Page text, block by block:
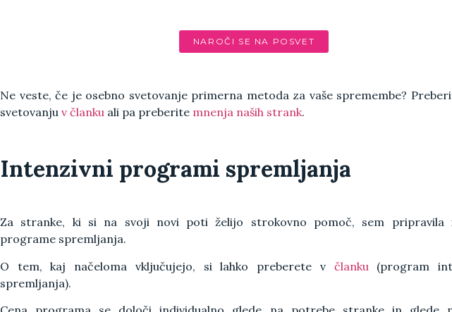
NAROČI SE NA POSVET
Ne veste, če je osebno svetovanje primerna metoda za vaše spremembe?
svetovanju v članku ali pa preberite mnenja naših strank.
Intenzivni programi spremljanja
Za stranke, ki si na svoji novi poti želijo strokovno pomoč, sem pripravila
programe spremljanja.
O tem, kaj načeloma vključujejo, si lahko preberete v članku (program
spremljanja).